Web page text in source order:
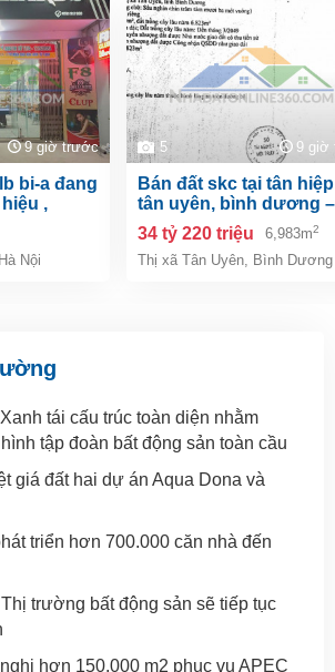
9 giờ trước
,
Hà Nội
5 9 giờ
bán đất skc tại tân hiệp, tp.
tân uyên, bình dương –
6.983m²
34 tỷ 220 triệu 6,983m2
Thị xã Tân Uyên, Bình Dương
tái cấu trúc toàn diện nhằm
tập đoàn bất động sản toàn cầu
giá đất hai dự án Aqua Dona và
triển hơn 700.000 căn nhà đến
trường bất động sản sẽ tiếp tục
hơn 150.000 m2 phục vụ APEC